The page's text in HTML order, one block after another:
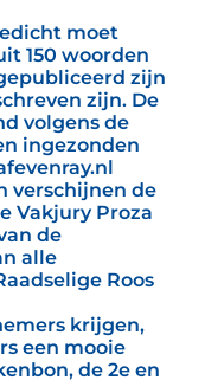
moet
150 woorden
zijn
zijn. De
volgens de
ingezonden
verschijnen de
Vakjury Proza
de
alle
Roos
krijgen,
een mooie
de 2e en